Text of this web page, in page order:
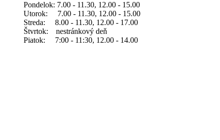
Pondelok: 7.00 - 11.30, 12.00 - 15.00
Utorok: 7.00 - 11.30, 12.00 - 15.00
Streda: 8.00 - 11.30, 12.00 - 17.00
Štvrtok: nestránkový deň
Piatok: 7:00 - 11:30, 12.00 - 14.00